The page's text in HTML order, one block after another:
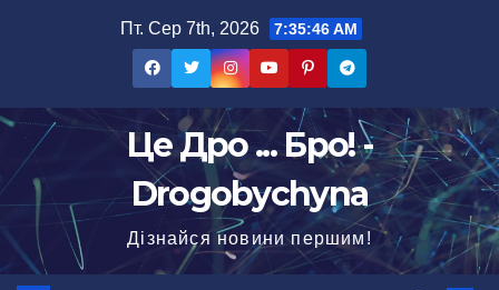
Пт. Сер 7th, 2026 7:35:47 AM
Це Дро ... Бро! -
Drogobychyna
Дізнайся новини першим!